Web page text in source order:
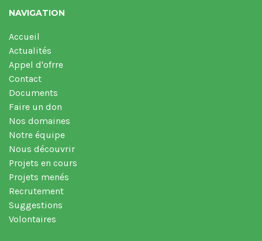
NAVIGATION
Accueil
Actualités
Appel d'ofrre
Contact
Documents
Faire un don
Nos domaines
Notre équipe
Nous découvrir
Projets en cours
Projets menés
Recrutement
Suggestions
Volontaires